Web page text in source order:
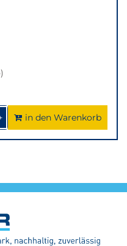
1um
1
erhöhen
in den Warenkorb